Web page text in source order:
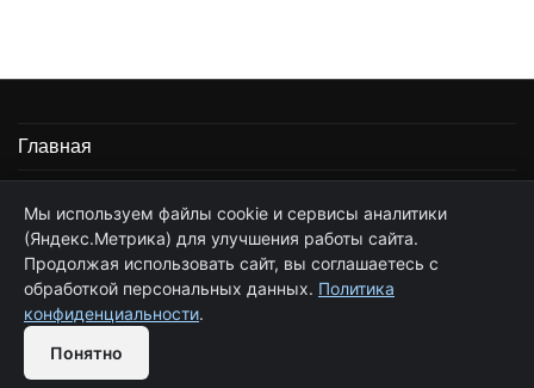
Главная
Частные услуги программиста 1С
Стоимость услуг по сопровождению 1С
Цена за услуги установки 1С
Мы используем файлы cookie и сервисы аналитики
(Яндекс.Метрика) для улучшения работы сайта.
Продолжая использовать сайт, вы соглашаетесь с
обработкой персональных данных. Политика
конфиденциальности.
Понятно
Обратная связь
Open